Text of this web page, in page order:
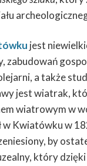
jest
zabudowań
a także
jest wiatrak,
wiatrowym w
w Kwiatówku w
by
który dzięki